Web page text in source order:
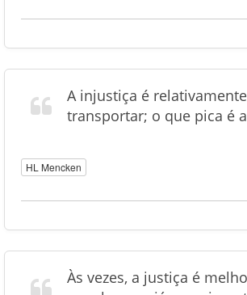
A injustiça é
transportar; o que pica é
HL Mencken
Às vezes, a justiça é